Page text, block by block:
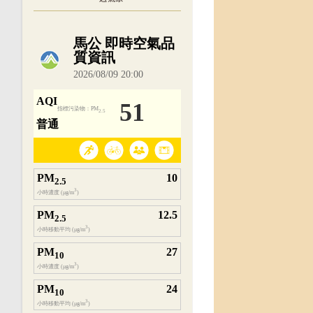
內嵌空氣品質小工具為視覺預覽，完整即時